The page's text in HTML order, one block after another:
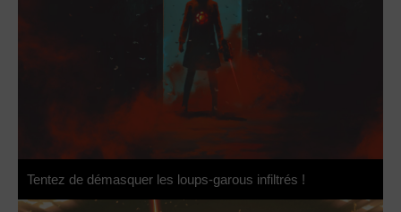
Tentez de démasquer les loups-garous infiltrés !